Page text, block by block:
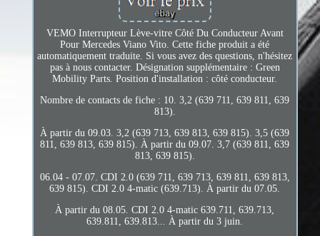
VEMO Interrupteur Lève-vitre Côté Du Conducteur Avant
Pour Mercedes Viano Vito. Cette fiche produit a été
automatiquement traduite. Si vous avez des questions, n'hésitez
pas à nous contacter. Désignation supplémentaire : Green
Mobility Parts. Position d'installation : côté conducteur.
Nombre de contacts de fiche : 10. 3,2 (639 711, 639 811, 639
813).
À partir du 09.03. 3,2 (639 713, 639 813, 639 815). 3,5 (639
811, 639 813, 639 815). À partir du 09.07. 3,7 (639 811, 639
813, 639 815).
06.04 - 07.07. CDI 2.0 (639 711, 639 713, 639 811, 639 813,
639 815). CDI 2.0 4-matic (639.713). À partir du 07.05.
À partir du 08.05. CDI 2.0 4-matic 639.711, 639.713,
639.811, 639.813... À partir du 3 juin.